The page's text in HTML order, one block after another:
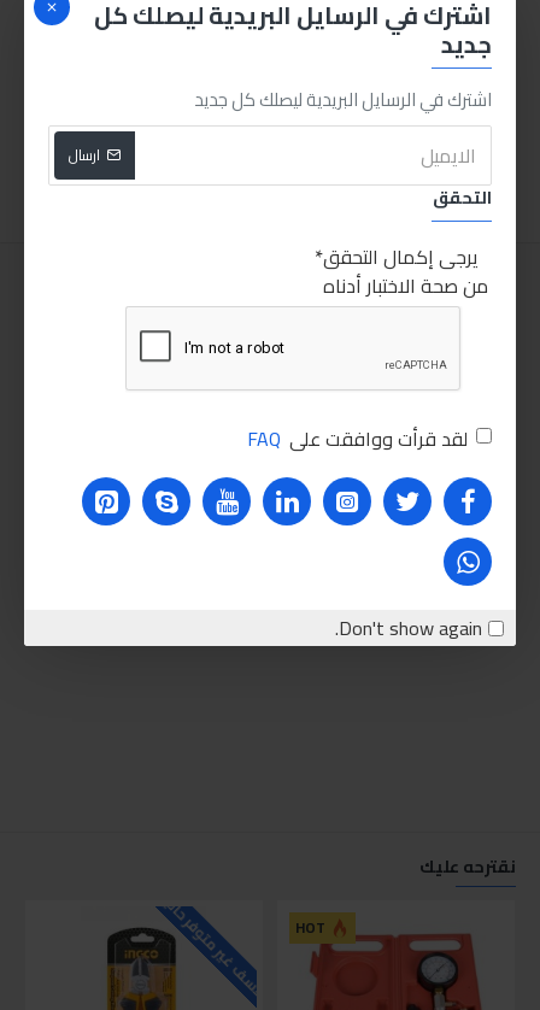
اشترك في الرسايل البريدية ليصلك كل
جديد
اشترك في الرسايل البريدية ليصلك كل جديد
ارسال
التحقق
يرجى إكمال التحقق
من صحة الاختبار أدناه
لقد قرأت ووافقت على FAQ
Don't show again.
انجكو كلابة بوز طويل 9بوصة
80.00LE
اضافة للسلة
70.00LE
نقترحه عليك
HOT للاسف غير متوفر حاليا